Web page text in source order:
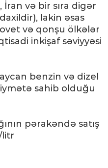
və bir sıra digər
lakin əsas
və qonşu ölkələr
inkişaf səviyyəsi
benzin və dizel
sahib olduğu
pərakəndə satış
litr